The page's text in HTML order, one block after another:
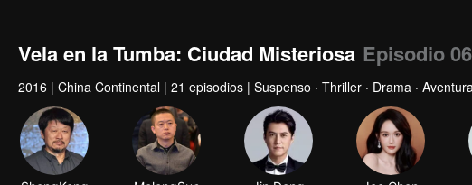
Vela en la Tumba: Ciudad Misteriosa Episodio 06
2016 | China Continental | 21 episodios | Suspenso · Thriller · Drama ·